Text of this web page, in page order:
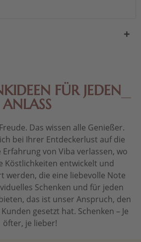
FÜR JEDEN
ANLASS
Das wissen alle Genießer.
bei Ihrer Entdeckerlust auf die
von Viba verlassen, wo
Köstlichkeiten entwickelt und
werden, die eine liebevolle Note
Schenken und für jeden
das ist unser Anspruch, den
gesetzt hat. Schenken – Je
öfter, je lieber!